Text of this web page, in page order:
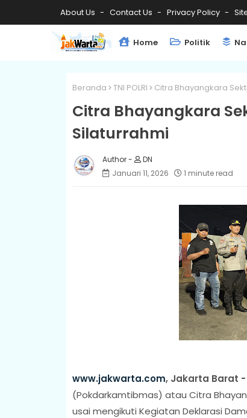
About Us Contact Us Privacy Policy
Home Politik
Beranda TNI POLRI Citra Bhayangkara
Citra Bhayangkara
Silaturrahmi
DN
Januari 11, 2026
1 minute read
www.jakwarta.com, Jakarta Barat -
(Pokdarkamtibmas) atau Citra
usai mengikuti Kegiatan Deklarasi